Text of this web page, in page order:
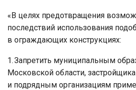
«В целях предотвращения
последствий использования
в ограждающих конструкциях:
1. Запретить муниципальным
Московской области,
и подрядным организациям